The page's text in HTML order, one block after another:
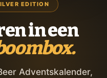
EDITION
in een
Adventskalender,